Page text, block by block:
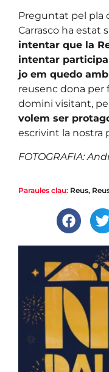
Preguntat pel pla
Carrasco ha estat
intentar que la
intentar
jo em quedo
reusenc dona per
domini visitant,
volem ser
escrivint la nostra
FOTOGRAFIA:
Paraules clau: Reus,